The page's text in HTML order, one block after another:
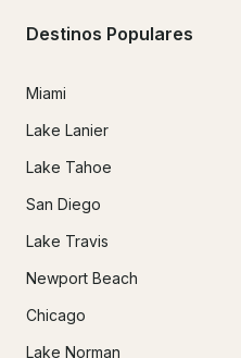
Destinos Populares
Miami
Lake Lanier
Lake Tahoe
San Diego
Lake Travis
Newport Beach
Chicago
Lake Norman